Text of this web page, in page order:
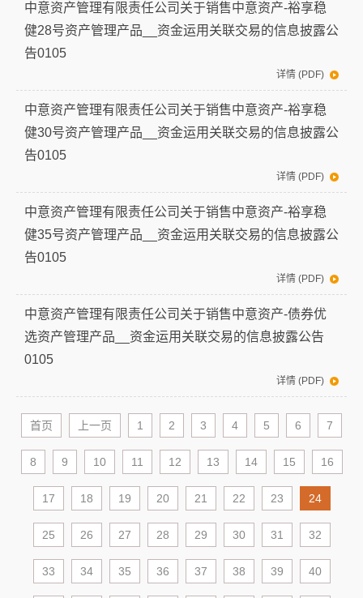
中意资产管理有限责任公司关于销售中意资产-裕享稳
健28号资产管理产品__资金运用关联交易的信息披露公
告0105
详情 (PDF)
中意资产管理有限责任公司关于销售中意资产-裕享稳
健30号资产管理产品__资金运用关联交易的信息披露公
告0105
详情 (PDF)
中意资产管理有限责任公司关于销售中意资产-裕享稳
健35号资产管理产品__资金运用关联交易的信息披露公
告0105
详情 (PDF)
中意资产管理有限责任公司关于销售中意资产-债券优
选资产管理产品__资金运用关联交易的信息披露公告
0105
详情 (PDF)
首页 上一页 1 2 3 4 5 6 7
8 9 10 11 12 13 14 15 16
17 18 19 20 21 22 23 24
25 26 27 28 29 30 31 32
33 34 35 36 37 38 39 40